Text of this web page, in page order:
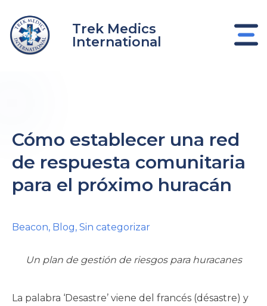
contenido
Trek Medics
International
Cómo establecer una red
de respuesta comunitaria
para el próximo huracán
Beacon, Blog, Sin categorizar
Un plan de gestión de riesgos para huracanes
La palabra ‘Desastre’ viene del francés (désastre) y